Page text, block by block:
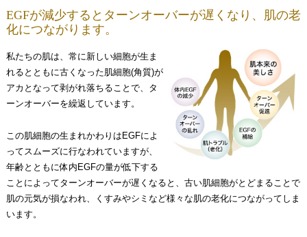
EGFが減少するとターンオーバーが遅くなり、肌の老
化につながります。
私たちの肌は、常に新しい細胞が生ま
れるとともに古くなった肌細胞(角質)が
アカとなって剥がれ落ちることで、タ
ーンオーバーを繰返しています。
この肌細胞の生まれかわりはEGFによ
ってスムーズに行なわれていますが、
年齢とともに体内EGFの量が低下する
ことによってターンオーバーが遅くなると、古い肌細胞がとどまることで
肌の元気が損なわれ、くすみやシミなど様々な肌の老化につながってしま
います。